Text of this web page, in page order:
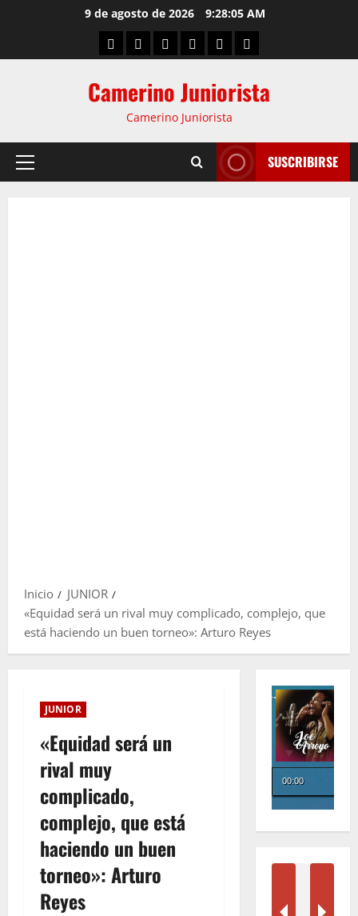
9 de agosto de 2026 9:28:06 AM
Camerino Juniorista
Camerino Juniorista
SUSCRIBIRSE
Inicio
JUNIOR
«Equidad será un rival muy complicado, complejo, que
está haciendo un buen torneo»: Arturo Reyes
JUNIOR
«Equidad será un
rival muy
complicado,
complejo, que está
haciendo un buen
torneo»: Arturo
Reyes